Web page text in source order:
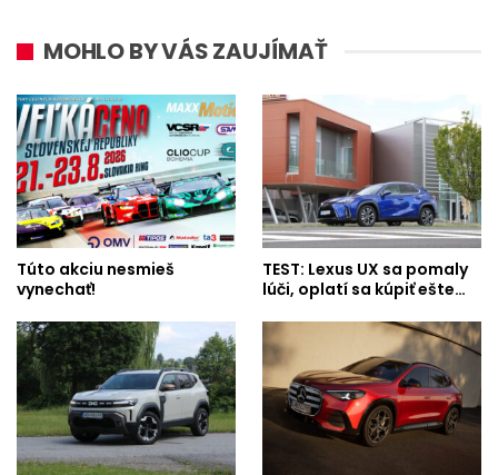
MOHLO BY VÁS ZAUJÍMAŤ
Túto akciu nesmieš
vynechať!
TEST: Lexus UX sa pomaly
lúči, oplatí sa kúpiť ešte…